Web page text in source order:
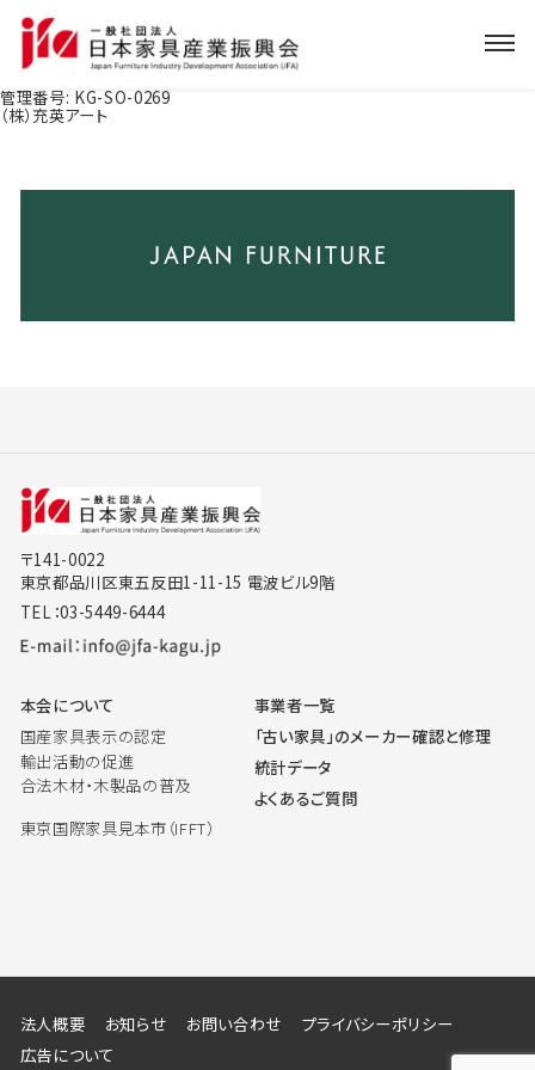
管理番号: KG-SO-0269
（株）充英アート
〒141-0022
東京都品川区東五反田1-11-15 電波ビル9階
TEL：03-5449-6444
本会について
国産家具表示の認定
輸出活動の促進
合法木材・木製品の普及
東京国際家具見本市（IFFT）
事業者一覧
「古い家具」のメーカー確認と修理
統計データ
よくあるご質問
法人概要 お知らせ お問い合わせ
プライバシーポリシー
広告について